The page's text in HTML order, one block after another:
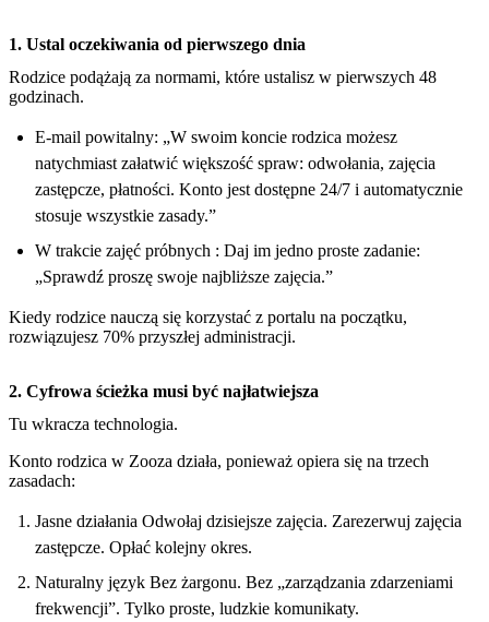
1. Ustal oczekiwania od pierwszego dnia
Rodzice podążają za normami, które ustalisz w pierwszych 48
godzinach.
E-mail powitalny: „W swoim koncie rodzica możesz
natychmiast załatwić większość spraw: odwołania, zajęcia
zastępcze, płatności. Konto jest dostępne 24/7 i automatycznie
stosuje wszystkie zasady.”
W trakcie zajęć próbnych : Daj im jedno proste zadanie:
„Sprawdź proszę swoje najbliższe zajęcia.”
Kiedy rodzice nauczą się korzystać z portalu na początku,
rozwiązujesz 70% przyszłej administracji.
2. Cyfrowa ścieżka musi być najłatwiejsza
Tu wkracza technologia.
Konto rodzica w Zooza działa, ponieważ opiera się na trzech
zasadach:
Jasne działania Odwołaj dzisiejsze zajęcia. Zarezerwuj zajęcia
zastępcze. Opłać kolejny okres.
Naturalny język Bez żargonu. Bez „zarządzania zdarzeniami
frekwencji”. Tylko proste, ludzkie komunikaty.